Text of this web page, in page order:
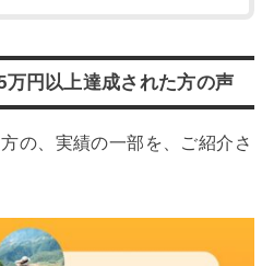
円以上達成された方の声
の、実績の一部を、ご紹介さ